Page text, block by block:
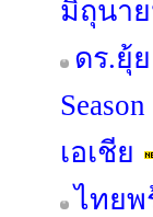
มิถุนา
ดร.ยุ้
เอเชีย
ไทยพ